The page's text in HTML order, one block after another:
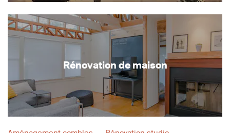
Rénovation de maison